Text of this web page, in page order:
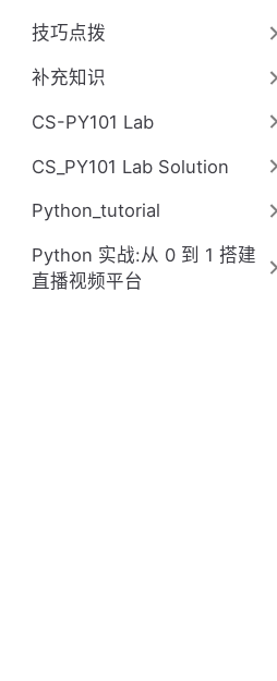
技巧点拨
补充知识
CS-PY101 Lab
CS_PY101 Lab Solution
Python_tutorial
Python 实战:从 0 到 1 搭建
直播视频平台